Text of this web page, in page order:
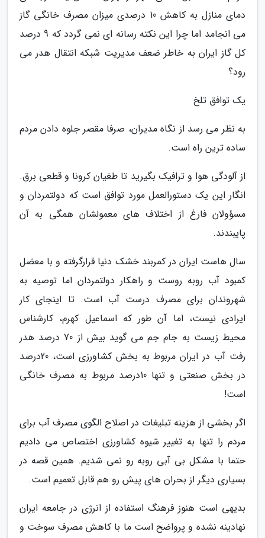
دمای منازل به کاهش 10 درصدی میزان مصرف خانگی گاز
می انجامد اما چرا این نکته رسانه ای نمی گردد که 9 درصد
کل گاز ایران به خاطر ضعف مدیریت شبکه انتقال هدر می
رود؟
یک توافق تلخ
به نظر می رسد از نگاه مدیران، صرفا مقصر جلوه دادن مردم
ساده ترین راه است.
از آلودگی هوا و ترافیک بگیرید تا طغیان کرونا و قطعی برق.
انگار این یک دستورالعمل مورد توافق است که دولتمردان و
مسؤولان فارغ از اختلاف های معمولشان همگی به آن
پایبندند.
سال هاست ایران در کمربند خشک دنیا قرارگرفته و با معضل
کمبود آب روبه روست و راهکار دولتمردان اما توصیه به
شهروندان برای مصرف درست آب است. تا اینجای کار
ایرادی نیست، اما آن طور که اسماعیل کهرم، کارشناس
محیط زیست به جام جم می گوید بیش از 70 درصد هدر
رفت آب در ایران مربوط به بخش کشاورزی است، 20درصد
در بخش صنعتی و تنها 10درصد مربوط به مصرف خانگی
است!
اگر بخشی از هزینه تبلیغات در اصلاح الگوی مصرف آب برای
مردم را تنها به تغییر شیوه کشاورزی اختصاص می دادیم
حتما با مشکل بی آبی روبه رو نمی شدیم. همین قصه در
بسیاری دیگر از بحران های پیش رو هم قابل تعمیم است.
بدیهی است هنوز فرهنگ استفاده از انرژی در جامعه ایران
نهادینه نشده و پرواضح است ما با کاهش مصرف سوخت و